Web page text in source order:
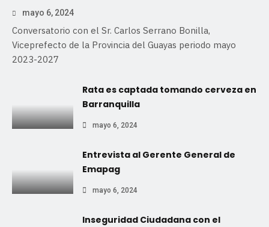
mayo 6, 2024
Conversatorio con el Sr. Carlos Serrano Bonilla,
Viceprefecto de la Provincia del Guayas periodo mayo
2023-2027
Rata es captada tomando cerveza en
Barranquilla
mayo 6, 2024
Entrevista al Gerente General de
Emapag
mayo 6, 2024
Inseguridad Ciudadana con el